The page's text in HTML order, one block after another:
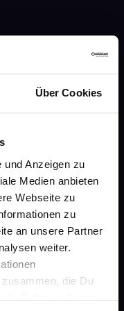
Über Cookies
und Anzeigen zu
Medien anbieten
Webseite zu
zu
an unsere Partner
weiter.
die Du
im Rahmen Deiner